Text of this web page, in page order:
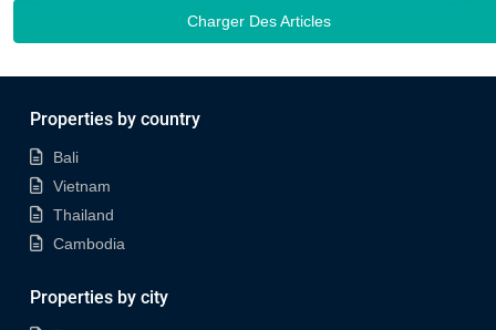
Charger Des Articles
Properties by country
Bali
Vietnam
Thailand
Cambodia
Properties by city